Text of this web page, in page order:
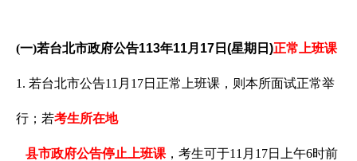
(一)若台北市政府公告113年11月17日(星期日)正常上班课
1. 若台北市公告11月17日正常上班课，则本所面试正常举
行；若考生所在地
县市政府公告停止上班课 ，考生可于11月17日上午6时前